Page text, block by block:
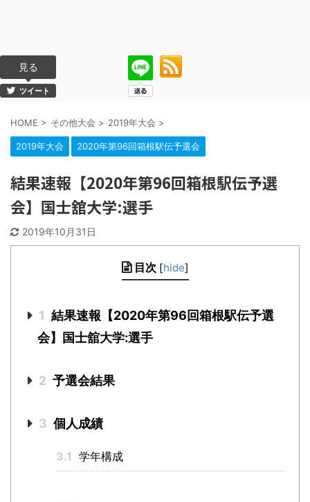
見る
ツイート
HOME > その他大会 > 2019年大会 >
2019年大会 2020年第96回箱根駅伝予選会
結果速報【2020年第96回箱根駅伝予選
会】国士舘大学:選手
2019年10月31日
目次 [hide]
1 結果速報【2020年第96回箱根駅伝予選
会】国士舘大学:選手
2 予選会結果
3 個人成績
3.1 学年構成